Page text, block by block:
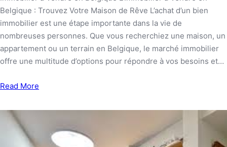
Belgique : Trouvez Votre Maison de Rêve L’achat d’un bien
immobilier est une étape importante dans la vie de
nombreuses personnes. Que vous recherchiez une maison, un
appartement ou un terrain en Belgique, le marché immobilier
offre une multitude d’options pour répondre à vos besoins et…
Read More